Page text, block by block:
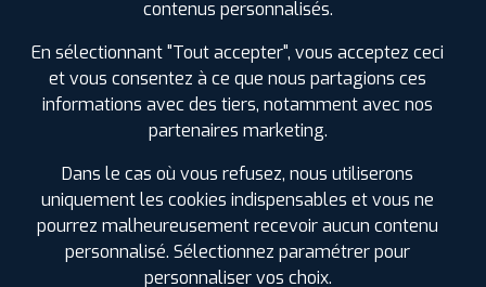
ⓘ C A B 71
123.90
FAIRE INSTALLER CE
FALKEN
contenus personnalisés.
En sélectionnant "Tout accepter", vous acceptez ceci
et vous consentez à ce que nous partagions ces
informations avec des tiers, notamment avec nos
partenaires marketing.
Dans le cas où vous refusez, nous utiliserons
uniquement les cookies indispensables et vous ne
pourrez malheureusement recevoir aucun contenu
personnalisé. Sélectionnez paramétrer pour
personnaliser vos choix.